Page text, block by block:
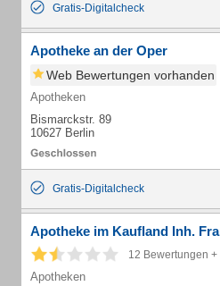
Gratis-Digitalcheck
Apotheke an der Oper
Web Bewertungen vorhanden
Apotheken
Bismarckstr. 89
10627 Berlin
Gratis-Digitalcheck
Apotheke im Kaufland Inh.
12 Bewertungen +
Apotheken